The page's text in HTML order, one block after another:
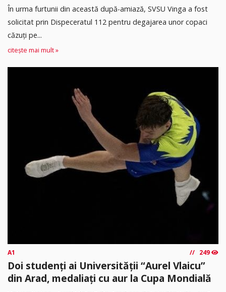
În urma furtunii din această după-amiază, SVSU Vinga a fost
solicitat prin Dispeceratul 112 pentru degajarea unor copaci
căzuți pe...
citește mai mult »
A1 249
Doi studenți ai Universității “Aurel Vlaicu”
din Arad, medaliați cu aur la Cupa Mondială